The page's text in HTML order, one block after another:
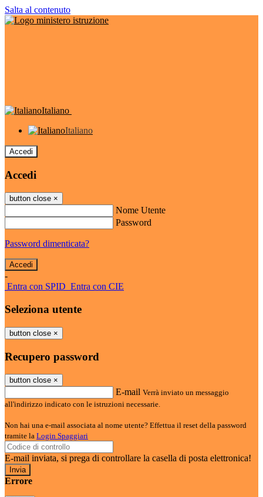
Salta al contenuto
Italiano
Italiano
Accedi
Accedi
button close ×
Nome Utente
Password
Password dimenticata?
-
Entra con SPID Entra con CIE
Seleziona utente
button close ×
Recupero password
button close ×
E-mail Verrà inviato un messaggio
all'indirizzo indicato con le istruzioni necessarie.
Non hai una e-mail associata al nome utente? Effettua il reset della password
tramite la Login Spaggiari
E-mail inviata, si prega di controllare la casella di posta elettronica!
Errore